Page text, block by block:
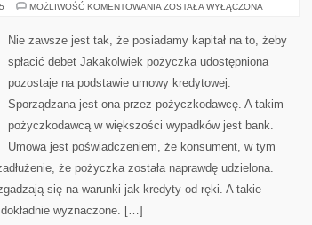
MOŻLIWOŚĆ KOMENTOWANIA JAKAKOLWIEK
ZOSTAJE
NA
UMOWY
ZOSTAŁA WYŁĄCZONA
Nie zawsze jest tak, że posiadamy kapitał na to, żeby
spłacić debet Jakakolwiek pożyczka udostępniona
pozostaje na podstawie umowy kredytowej.
Sporządzana jest ona przez pożyczkodawcę. A takim
pożyczkodawcą w większości wypadków jest bank.
Umowa jest poświadczeniem, że konsument, w tym
że pożyczka została naprawdę udzielona.
się na warunki jak kredyty od ręki. A takie
wyznaczone. […]